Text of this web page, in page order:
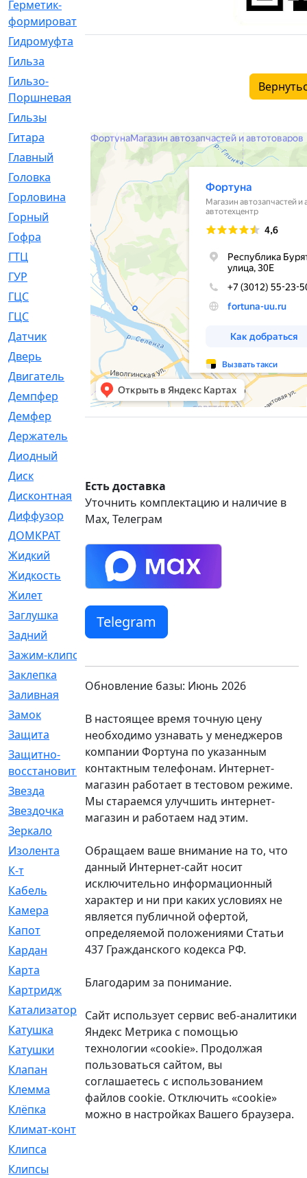
Герметик-
формирователь
Гидромуфта
Гильза
Гильзо-
Поршневая
Гильзы
Гитара
[7]
Главный
[29]
Головка
[28]
Горловина
[14]
Горный
[1]
Гофра
[86]
ГТЦ
[96]
ГУР
[34]
ГЦC
[6]
ГЦС
[74]
Датчик
[969]
Дверь
Двигатель
[64]
Демпфер
[2]
Демфер
[1]
Держатель
Диодный
Диск
Дисконтная
Диффузор
[1]
ДОМКРАТ
Жидкий
[5]
Жидкость
[80]
Жилет
Заглушка
[21]
Задний
[528]
Зажим-клипса
Заклепка
Заливная
[4]
Замок
[12]
Защита
[79]
Защитно-
восстановительный
[4]
Звезда
[1]
Звездочка
Зеркало
Изолента
[1]
К-т
[13]
Кабель
[50]
Камера
[4]
Капот
[144]
Кардан
[131]
Карта
Картридж
[250]
Катализатор
[1]
Катушка
[2]
Катушки
[291]
Клапан
[375]
Клемма
[5]
Клёпка
[2]
Климат-контроль
Клипса
Клипсы
Есть доставка
Уточнить комплектацию и наличие в
Max, Телеграм
Telegram
Обновление базы: Июнь 2026
В настоящее время точную цену
необходимо узнавать у менеджеров
компании Фортуна по указанным
контактным телефонам. Интернет-
магазин работает в тестовом режиме.
Мы стараемся улучшить интернет-
магазин и работаем над этим.
Обращаем ваше внимание на то, что
данный Интернет-сайт носит
исключительно информационный
характер и ни при каких условиях не
является публичной офертой,
определяемой положениями Статьи
437 Гражданского кодекса РФ.
Благодарим за понимание.
Сайт использует сервис веб-аналитики
Яндекс Метрика с помощью
технологии «cookie». Продолжая
пользоваться сайтом, вы
соглашаетесь с использованием
файлов cookie. Отключить «cookie»
можно в настройках Вашего браузера.